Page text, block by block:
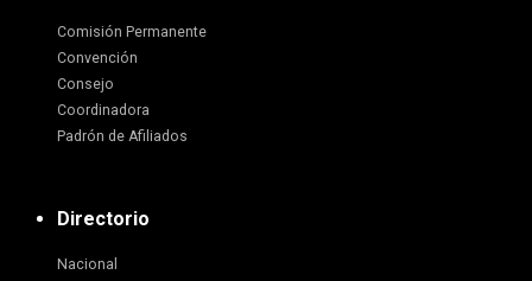
Comisión Permanente
Convención
Consejo
Coordinadora
Padrón de Afiliados
Directorio
Nacional